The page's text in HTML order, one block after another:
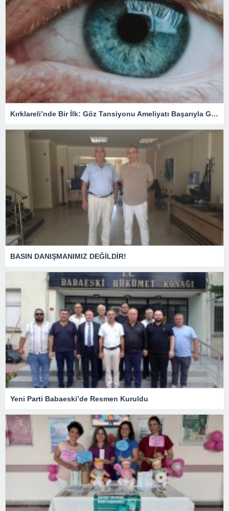
Kırklareli’nde Bir İlk: Göz Tansiyonu Ameliyatı Başarıyla Gerçekleştirildi
BASIN DANIŞMANIMIZ DEĞİLDİR!
Yeni Parti Babaeski’de Resmen Kuruldu